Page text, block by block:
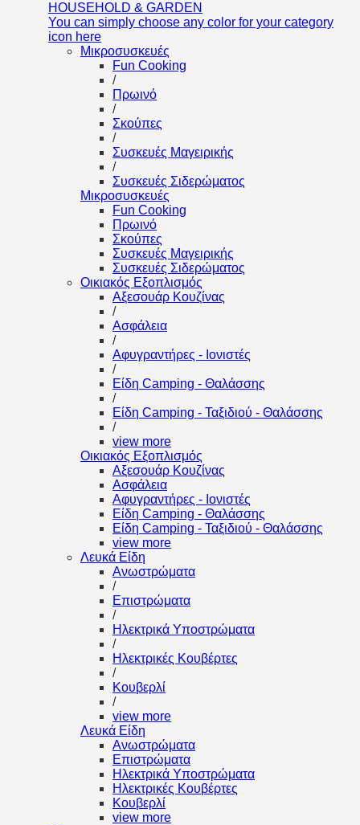
HOUSEHOLD & GARDEN
You can simply choose any color for your category
icon here
Μικροσυσκευές
Fun Cooking
/
Πρωινό
/
Σκούπες
/
Συσκευές Μαγειρικής
/
Συσκευές Σιδερώματος
Μικροσυσκευές
Fun Cooking
Πρωινό
Σκούπες
Συσκευές Μαγειρικής
Συσκευές Σιδερώματος
Οικιακός Εξοπλισμός
Αξεσουάρ Κουζίνας
/
Ασφάλεια
/
Αφυγραντήρες - Ιονιστές
/
Είδη Camping - Θαλάσσης
/
Είδη Camping - Ταξιδιού - Θαλάσσης
/
view more
Οικιακός Εξοπλισμός
Αξεσουάρ Κουζίνας
Ασφάλεια
Αφυγραντήρες - Ιονιστές
Είδη Camping - Θαλάσσης
Είδη Camping - Ταξιδιού - Θαλάσσης
view more
Λευκά Είδη
Ανωστρώματα
/
Επιστρώματα
/
Ηλεκτρικά Υποστρώματα
/
Ηλεκτρικές Κουβέρτες
/
Κουβερλί
/
view more
Λευκά Είδη
Ανωστρώματα
Επιστρώματα
Ηλεκτρικά Υποστρώματα
Ηλεκτρικές Κουβέρτες
Κουβερλί
view more